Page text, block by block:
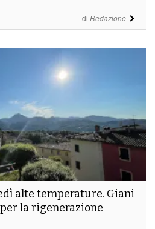
di Redazione
alte temperature. Giani
la rigenerazione